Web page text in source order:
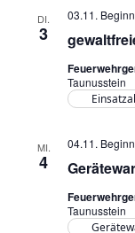
DI.
3
03.11.
Taunusstein
MI.
4
04.11.
Taunusstein